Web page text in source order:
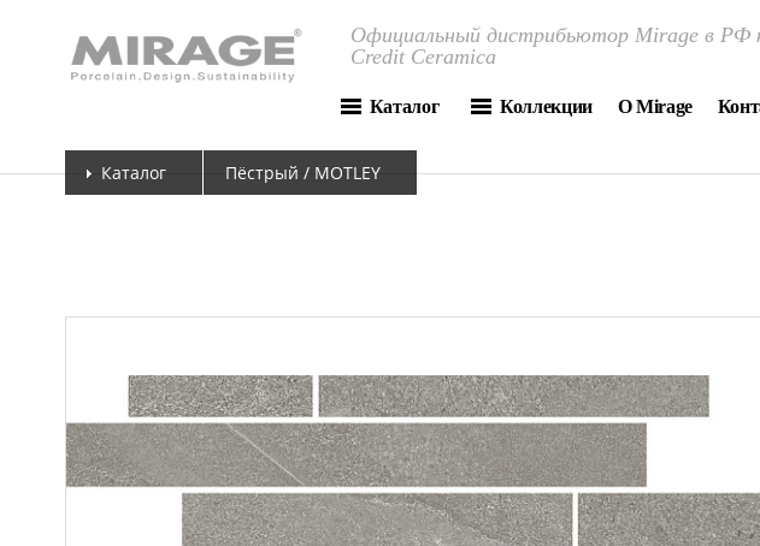
Официальный дистрибьютор Mirage в РФ
Credit Ceramica
Каталог Коллекции О Mirage
Каталог Пёстрый / MOTLEY